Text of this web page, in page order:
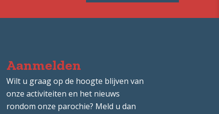
Aanmelden
Wilt u graag op de hoogte blijven van
onze activiteiten en het nieuws
rondom onze parochie? Meld u dan